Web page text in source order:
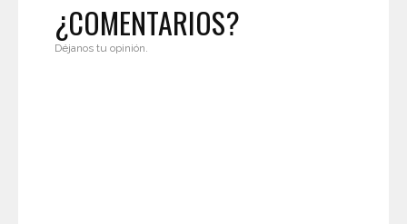
¿COMENTARIOS?
Déjanos tu opinión.